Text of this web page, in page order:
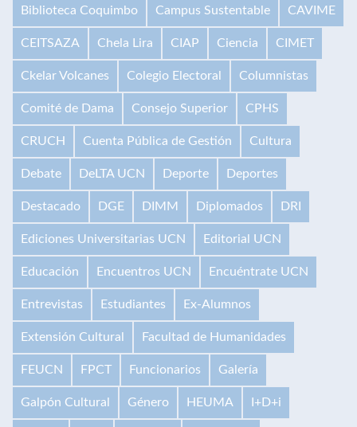
Biblioteca Coquimbo Campus Sustentable CAVIME
CEITSAZA Chela Lira CIAP Ciencia CIMET
Ckelar Volcanes Colegio Electoral Columnistas
Comité de Dama Consejo Superior CPHS
CRUCH Cuenta Pública de Gestión Cultura
Debate DeLTA UCN Deporte Deportes
Destacado DGE DIMM Diplomados DRI
Ediciones Universitarias UCN Editorial UCN
Educación Encuentros UCN Encuéntrate UCN
Entrevistas Estudiantes Ex-Alumnos
Extensión Cultural Facultad de Humanidades
FEUCN FPCT Funcionarios Galería
Galpón Cultural Género HEUMA I+D+i